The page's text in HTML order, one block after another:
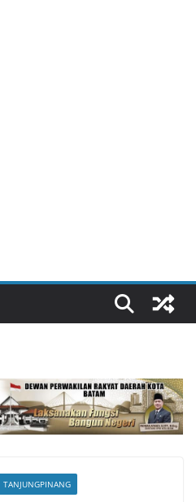
TANJUNGPINANG